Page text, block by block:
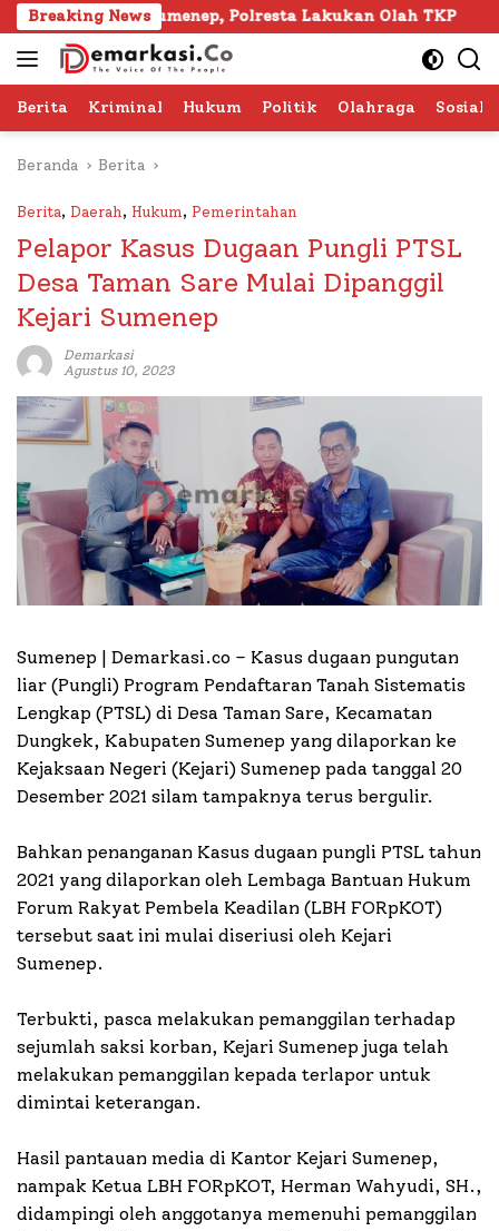
Langsung
ke
konten
Breaking News
Sumenep, Polresta Lakukan Olah TKP 103
Berita Kriminal Hukum Politik Olahraga Sosial
Beranda Berita
Berita, Daerah, Hukum, Pemerintahan
Pelapor Kasus Dugaan Pungli PTSL
Desa Taman Sare Mulai Dipanggil
Kejari Sumenep
Demarkasi
Agustus 10, 2023
Sumenep | Demarkasi.co – Kasus dugaan pungutan
liar (Pungli) Program Pendaftaran Tanah Sistematis
Lengkap (PTSL) di Desa Taman Sare, Kecamatan
Dungkek, Kabupaten Sumenep yang dilaporkan ke
Kejaksaan Negeri (Kejari) Sumenep pada tanggal 20
Desember 2021 silam tampaknya terus bergulir.
Bahkan penanganan Kasus dugaan pungli PTSL tahun
2021 yang dilaporkan oleh Lembaga Bantuan Hukum
Forum Rakyat Pembela Keadilan (LBH FORpKOT)
tersebut saat ini mulai diseriusi oleh Kejari
Sumenep.
Terbukti, pasca melakukan pemanggilan terhadap
sejumlah saksi korban, Kejari Sumenep juga telah
melakukan pemanggilan kepada terlapor untuk
dimintai keterangan.
Hasil pantauan media di Kantor Kejari Sumenep,
nampak Ketua LBH FORpKOT, Herman Wahyudi, SH.,
didampingi oleh anggotanya memenuhi pemanggilan